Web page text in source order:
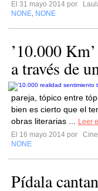
El 31 mayo 2014 por
NONE NONE
’10.000
a través de
pareja, tópico entre
bien es cierto que el
obras literarias ...
Leer
El 16 mayo 2014 por
NONE
Pídala